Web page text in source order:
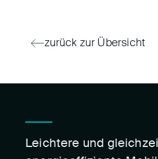
zurück zur Übersicht
Leichtere und